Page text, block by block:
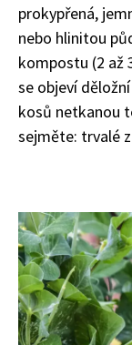
prokypřená,
nebo hlinitou
kompostu (2 až
se objeví
kosů netkanou
sejměte: trvalé